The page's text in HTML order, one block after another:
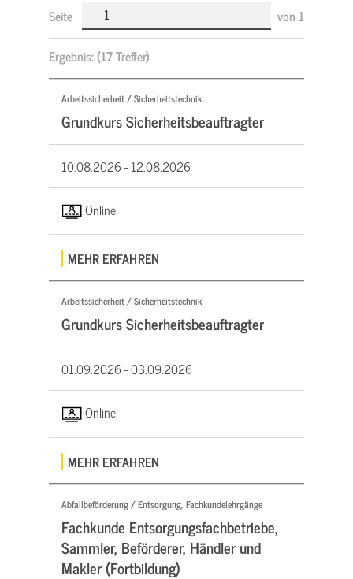
Seite von 1
Ergebnis:(17 Treffer)
Arbeitssicherheit / Sicherheitstechnik
Grundkurs Sicherheitsbeauftragter
10.08.2026 -12.08.2026
Online
MEHR ERFAHREN
Arbeitssicherheit / Sicherheitstechnik
Grundkurs Sicherheitsbeauftragter
01.09.2026 -03.09.2026
Online
MEHR ERFAHREN
Abfallbeförderung / Entsorgung, Fachkundelehrgänge
Fachkunde Entsorgungsfachbetriebe,
Sammler, Beförderer, Händler und
Makler (Fortbildung)